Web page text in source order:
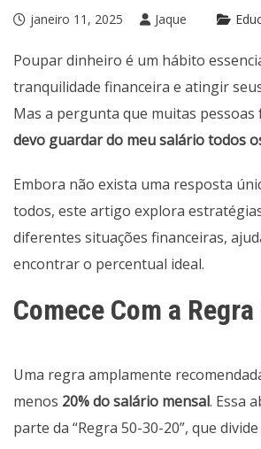
janeiro 11, 2025 Jaque
Poupar dinheiro é um hábito
tranquilidade financeira e atingir
Mas a pergunta que muitas pessoas
devo guardar do meu salário todos
Embora não exista uma resposta
todos, este artigo explora
diferentes situações financeiras,
encontrar o percentual ideal.
Comece Com a
Uma regra amplamente
menos 20% do salário mensal. Essa
parte da “Regra 50-30-20”, que